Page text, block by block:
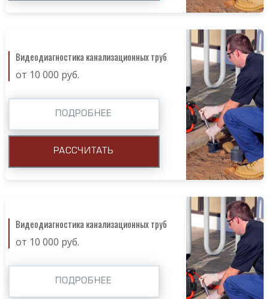
Видеодиагностика канализационных труб
от 10 000 руб.
ПОДРОБНЕЕ
РАССЧИТАТЬ
Видеодиагностика канализационных труб
от 10 000 руб.
ПОДРОБНЕЕ